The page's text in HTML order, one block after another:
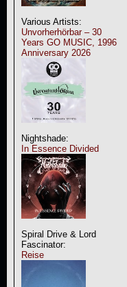
Various Artists:
Unvorherhörbar – 30
Years GO MUSIC, 1996
Anniversary 2026
Nightshade:
In Essence Divided
Spiral Drive & Lord
Fascinator:
Reise